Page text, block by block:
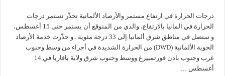
درجات الحرارة في ارتفاع مستمر والأرصاد الألمانية تحذّر تستمر درجات
الحرارة في المانيا بالارتفاع، والذي من المتوقع أن يستمر حتى 15 أغسطس،
و ستصل في مناطق شرق ألمانيا إلى 33 درجة مئوية . و حذّرت خدمة الأرصاد
الجوية الألمانية (DWD) من الحرارة الشديدة في أجزاء من وسط وجنوب
غرب وجنوب بادن فورتمبيرغ ووسط وجنوب شرق ولاية بافاريا في 14
أغسطس …